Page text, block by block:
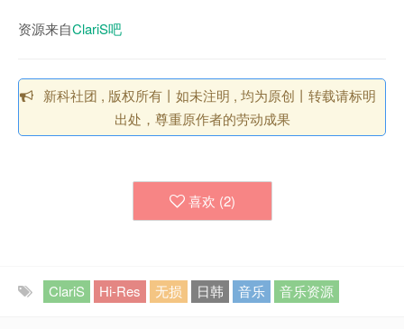
资源来自ClariS吧
新科社团 , 版权所有丨如未注明 , 均为原创丨转载请标明
出处，尊重原作者的劳动成果
喜欢 (2)
ClariS Hi-Res 无损 日韩 音乐 音乐资源